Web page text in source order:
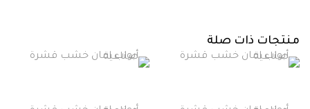
منتجات ذات صلة